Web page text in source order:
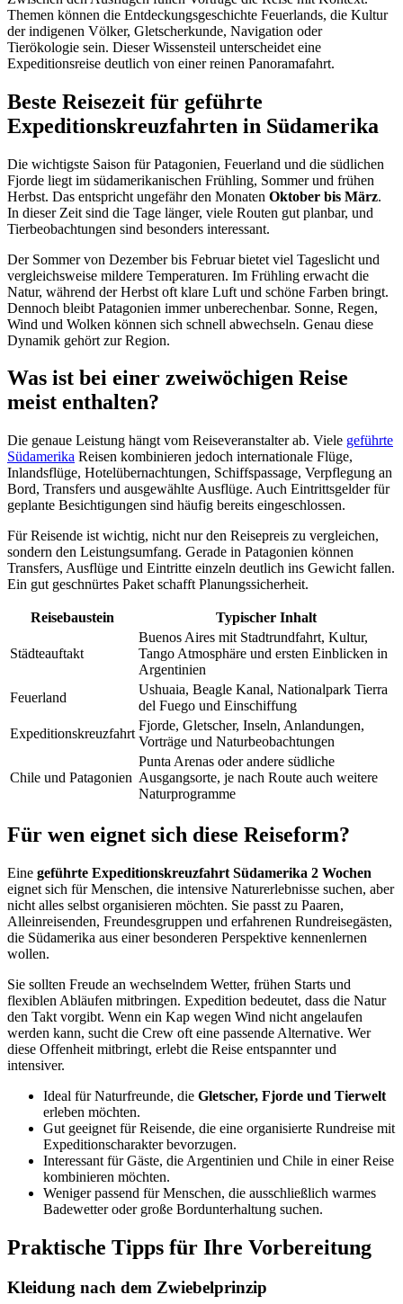
Themen können die Entdeckungsgeschichte Feuerlands, die Kultur
der indigenen Völker, Gletscherkunde, Navigation oder
Tierökologie sein. Dieser Wissensteil unterscheidet eine
Expeditionsreise deutlich von einer reinen Panoramafahrt.
Beste Reisezeit für geführte
Expeditionskreuzfahrten in Südamerika
Die wichtigste Saison für Patagonien, Feuerland und die südlichen
Fjorde liegt im südamerikanischen Frühling, Sommer und frühen
Herbst. Das entspricht ungefähr den Monaten Oktober bis März.
In dieser Zeit sind die Tage länger, viele Routen gut planbar, und
Tierbeobachtungen sind besonders interessant.
Der Sommer von Dezember bis Februar bietet viel Tageslicht und
vergleichsweise mildere Temperaturen. Im Frühling erwacht die
Natur, während der Herbst oft klare Luft und schöne Farben bringt.
Dennoch bleibt Patagonien immer unberechenbar. Sonne, Regen,
Wind und Wolken können sich schnell abwechseln. Genau diese
Dynamik gehört zur Region.
Was ist bei einer zweiwöchigen Reise
meist enthalten?
Die genaue Leistung hängt vom Reiseveranstalter ab. Viele geführte
Südamerika Reisen kombinieren jedoch internationale Flüge,
Inlandsflüge, Hotelübernachtungen, Schiffspassage, Verpflegung an
Bord, Transfers und ausgewählte Ausflüge. Auch Eintrittsgelder für
geplante Besichtigungen sind häufig bereits eingeschlossen.
Für Reisende ist wichtig, nicht nur den Reisepreis zu vergleichen,
sondern den Leistungsumfang. Gerade in Patagonien können
Transfers, Ausflüge und Eintritte einzeln deutlich ins Gewicht fallen.
Ein gut geschnürtes Paket schafft Planungssicherheit.
Reisebaustein Typischer Inhalt
Städteauftakt
Buenos Aires mit Stadtrundfahrt, Kultur,
Tango Atmosphäre und ersten Einblicken in
Argentinien
Feuerland
Ushuaia, Beagle Kanal, Nationalpark Tierra
del Fuego und Einschiffung
Expeditionskreuzfahrt
Fjorde, Gletscher, Inseln, Anlandungen,
Vorträge und Naturbeobachtungen
Chile und Patagonien
Punta Arenas oder andere südliche
Ausgangsorte, je nach Route auch weitere
Naturprogramme
Für wen eignet sich diese Reiseform?
Eine geführte Expeditionskreuzfahrt Südamerika 2 Wochen
eignet sich für Menschen, die intensive Naturerlebnisse suchen, aber
nicht alles selbst organisieren möchten. Sie passt zu Paaren,
Alleinreisenden, Freundesgruppen und erfahrenen Rundreisegästen,
die Südamerika aus einer besonderen Perspektive kennenlernen
wollen.
Sie sollten Freude an wechselndem Wetter, frühen Starts und
flexiblen Abläufen mitbringen. Expedition bedeutet, dass die Natur
den Takt vorgibt. Wenn ein Kap wegen Wind nicht angelaufen
werden kann, sucht die Crew oft eine passende Alternative. Wer
diese Offenheit mitbringt, erlebt die Reise entspannter und
intensiver.
Ideal für Naturfreunde, die Gletscher, Fjorde und Tierwelt
erleben möchten.
Gut geeignet für Reisende, die eine organisierte Rundreise mit
Expeditionscharakter bevorzugen.
Interessant für Gäste, die Argentinien und Chile in einer Reise
kombinieren möchten.
Weniger passend für Menschen, die ausschließlich warmes
Badewetter oder große Bordunterhaltung suchen.
Praktische Tipps für Ihre Vorbereitung
Kleidung nach dem Zwiebelprinzip